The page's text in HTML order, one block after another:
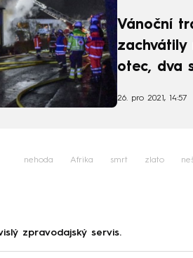
Vánoční
zachvátily
otec, dva
26. pro 2021, 14:57
nehoda Afrika smrt zlato
zpravodajský servis.